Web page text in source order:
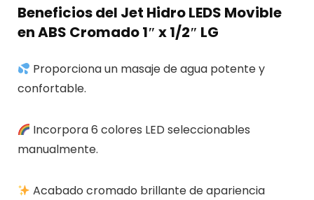
Beneficios del Jet Hidro LEDS Movible
en ABS Cromado 1″ x 1/2″ LG
Proporciona un masaje de agua potente y
confortable.
Incorpora 6 colores LED seleccionables
manualmente.
Acabado cromado brillante de apariencia